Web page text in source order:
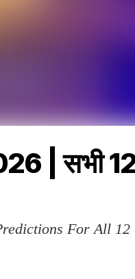
| सभी 12
For All 12